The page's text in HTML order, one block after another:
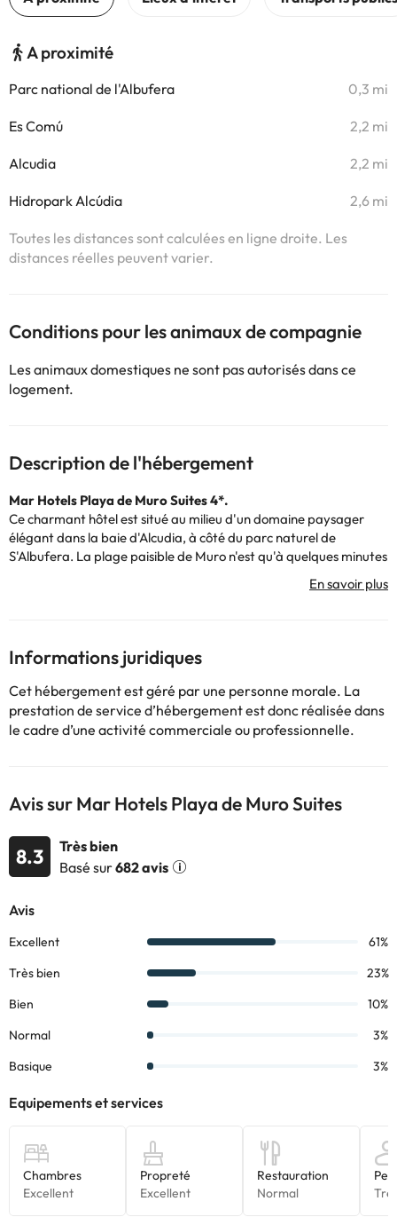
A proximité
Parc national de l'Albufera 0,3 mi
Es Comú 2,2 mi
Alcudia 2,2 mi
Hidropark Alcúdia 2,6 mi
Toutes les distances sont calculées en ligne droite. Les
distances réelles peuvent varier.
Conditions pour les animaux de compagnie
Les animaux domestiques ne sont pas autorisés dans ce
logement.
Description de l'hébergement
Mar Hotels Playa de Muro Suites 4*.
Ce charmant hôtel est situé au milieu d'un domaine paysager
élégant dans la baie d'Alcudia, à côté du parc naturel de
S'Albufera. La plage paisible de Muro n'est qu'à quelques minutes
de marche. Des boutiques, des restaurants et des installations de
divertissement et de loisirs se trouvent à seulement 500 mètres.
confortable : une réception ouverte 24 heures sur 24 pour que
vous puissiez être assisté à tout moment, un délicieux service de
petit déjeuner, de déjeuner et de dîner, un parking extérieur
gratuit, des divertissements pour les enfants et les adultes et
vous pouvez également profiter de sa piscine extérieure.
Les chambres disposent d'une télévision, de la climatisation, d'un
N'attendez plus pour profiter de vacances uniques !
Certains des services indiqués peuvent être payants. Vous
l’établissement. Toutes les informations figurant sur cette fiche
sont susceptibles d’être modifiées par l’hébergement. Si vous
Informations juridiques
Cet hébergement est géré par une personne morale. La
prestation de service d’hébergement est donc réalisée dans
le cadre d’une activité commerciale ou professionnelle.
Avis sur Mar Hotels Playa de Muro Suites
8.3
Très bien
Basé sur682 avis